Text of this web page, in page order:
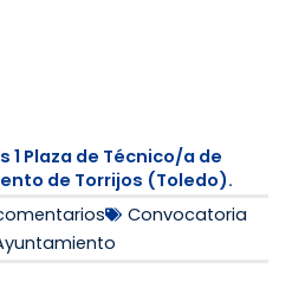
1 Plaza de Técnico/a de
de Torrijos (Toledo).
Convocatoria